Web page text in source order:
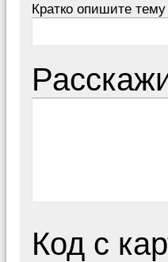
Кратко опишите
Код с